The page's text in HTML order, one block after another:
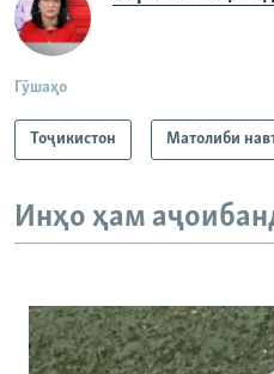
Гӯшаҳо
Тоҷикистон Матолиби
Инҳо ҳам